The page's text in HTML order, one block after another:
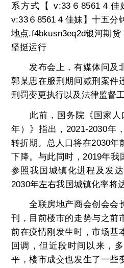
系方式【 v:33６8561４佳
v:33６8561４佳妹】十五分
地点.f4bkusn3eq2d银河期
坚挺运行
发布会上，有媒体问及
郭某思在服刑期间减刑案件
刑罚变更执行以及法律监督
此前，国务院《国家人
年）》指出，2021-2030年
转折期。总人口将在2030年
下降。与此同时，2019年我
参照我国城镇化进程及发
2030年左右我国城镇化率将
全联房地产商会创会会
刊，目前楼市的走势与之前
前在疫情刚发生时，市场基
回调，但近段时间以来，
平，楼市成交也发生了一些